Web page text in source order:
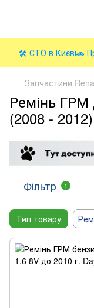
🛠️ СТО в Києві🚗
Запчастини
Ремінь ГРМ
(2008 - 2012)
Фільтр 1
Тип товару